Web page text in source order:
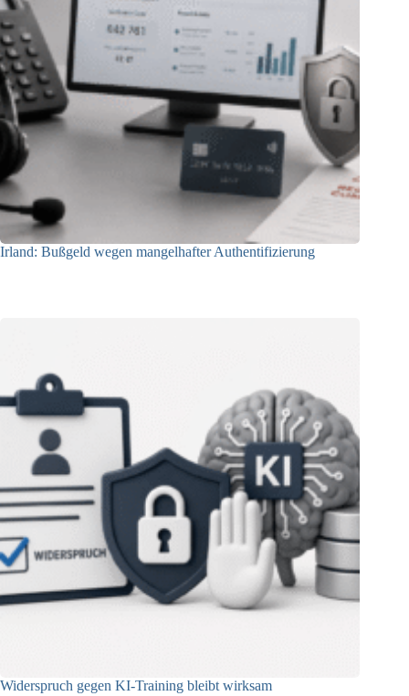
Irland: Bußgeld wegen mangelhafter Authentifizierung
Widerspruch gegen KI-Training bleibt wirksam